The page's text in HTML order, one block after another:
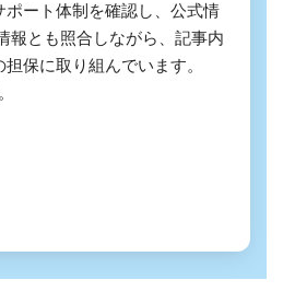
ポート体制を確認し、公式情
報とも照合しながら、記事内
保に取り組んでいます。